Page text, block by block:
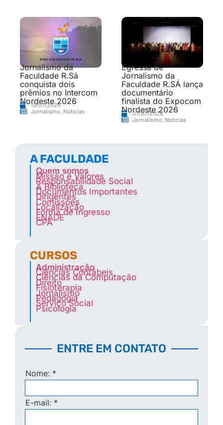
Jornalismo da
Faculdade R.Sá
conquista dois
prêmios no Intercom
Nordeste 2026
13/07/2026
Jornalismo, Notícias
Egressa de
Jornalismo da
Faculdade R.SÁ lança
documentário
finalista do Expocom
Nordeste 2026
07/07/2026
Jornalismo, Notícias
A FACULDADE
Quem somos
Missão e Valores
Responsabilidade Social
A Biblioteca
Documentos Importantes
Dirigentes
Comissões
Localização
Forma de Ingresso
ENADE
CPA
CURSOS
Administração
Ciências Contábeis
Ciências da Computação
Direito
Fisioterapia
Jornalismo
Pedagogia
Serviço Social
Psicologia
ENTRE EM CONTATO
Nome: *
E-mail: *